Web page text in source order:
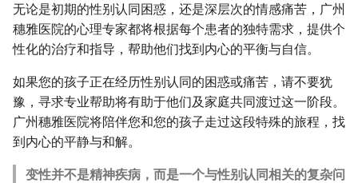
无论是初期的性别认同困惑，还是深层次的情感痛苦，广州
穗雅医院的心理专家都将根据每个患者的独特需求，提供个
性化的治疗和指导，帮助他们找到内心的平衡与自信。
如果您的孩子正在经历性别认同的困惑或痛苦，请不要犹
豫，寻求专业帮助将有助于他们及家庭共同渡过这一阶段。
广州穗雅医院将陪伴您和您的孩子走过这段特殊的旅程，找
到内心的平静与和解。
变性并不是精神疾病，而是一个与性别认同相关的复杂问